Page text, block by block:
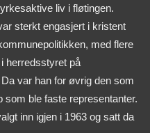
liv i fløtingen.
sterkt engasjert i kristent
med flere
herredsstyret på
var han for øvrig den som
ble faste representanter.
inn igjen i 1963 og satt da